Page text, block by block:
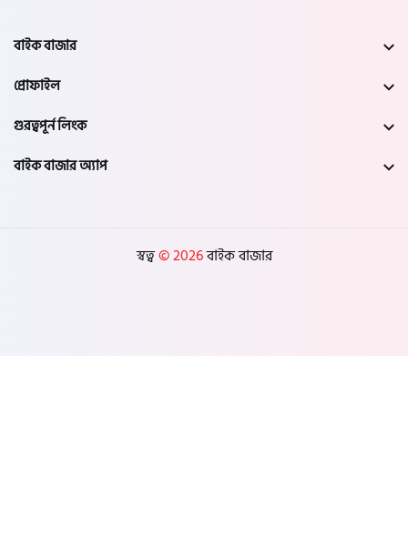
বাইক বাজার
প্রোফাইল
গুরত্বপূর্ন লিংক
বাইক বাজার অ্যাপ
স্বত্ব© 2026বাইক বাজার